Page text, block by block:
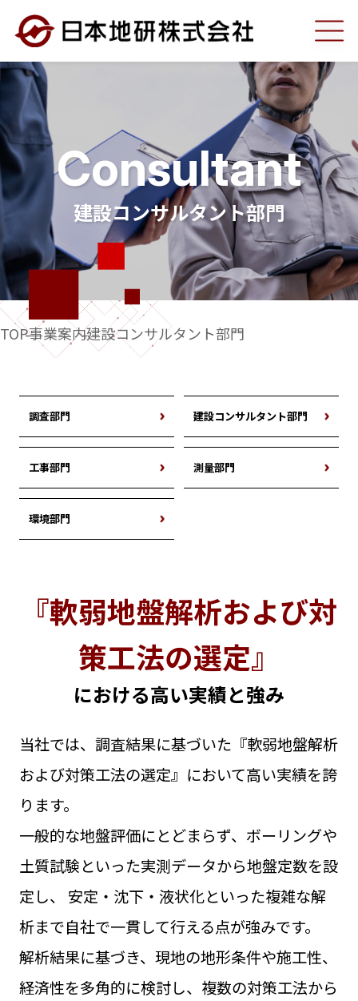
弊社の強み
事業案内
調査部門
建設コンサルタント部門
工事部門
測量部門
環境部門
学会・調査報告
実績紹介
会社案内
ご挨拶
会社概要
本社のご案内
支店のご案内
SDGs
各種資料ダウンロード
Consultant
建設コンサルタント部門
TOP事業案内建設コンサルタント部門
調査部門 建設コンサルタント部門
工事部門 測量部門
環境部門
『軟弱地盤解析および対
策工法の選定』
における高い実績と強み
当社では、調査結果に基づいた『軟弱地盤解析
および対策工法の選定』において高い実績を誇
ります。
一般的な地盤評価にとどまらず、ボーリングや
土質試験といった実測データから地盤定数を設
定し、
安定・沈下・液状化といった複雑な解
析まで自社で一貫して行える点が強みです。
解析結果に基づき、現地の地形条件や施工性、
経済性を多角的に検討し、複数の対策工法から